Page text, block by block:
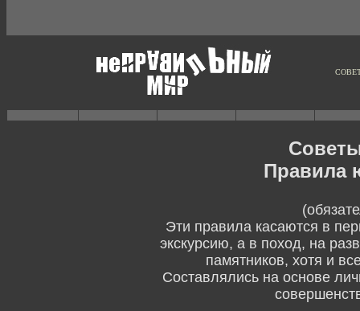
Правила
Эти правила касаются в
экскурсию, а в поход, на
памятников, хотя и
Составлялись на основе